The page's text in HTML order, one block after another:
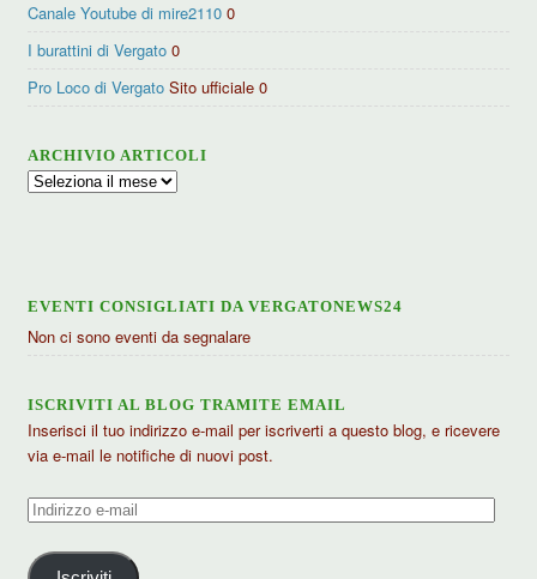
Canale Youtube di mire2110 0
I burattini di Vergato 0
Pro Loco di Vergato Sito ufficiale 0
ARCHIVIO ARTICOLI
Archivio
EVENTI CONSIGLIATI DA VERGATONEWS24
Non ci sono eventi da segnalare
ISCRIVITI AL BLOG TRAMITE EMAIL
Inserisci il tuo indirizzo e-mail per iscriverti a questo blog, e ricevere
via e-mail le notifiche di nuovi post.
Indirizzo
mail